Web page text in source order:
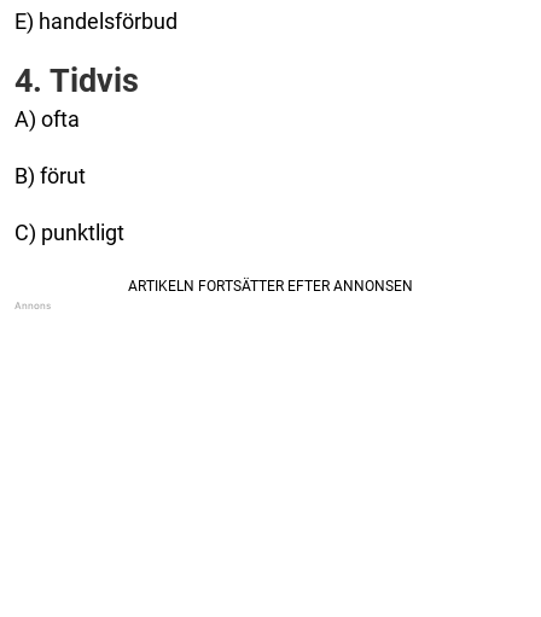
E) handelsförbud
4. Tidvis
A) ofta
B) förut
C) punktligt